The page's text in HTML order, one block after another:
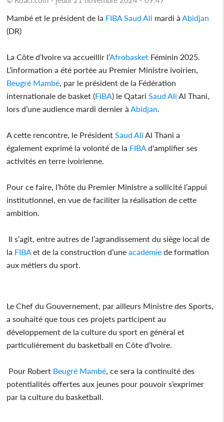
Mambé et le président de la FIBA Saud Ali mardi à Abidjan
(DR)
La Côte d’Ivoire va accueillir l’Afrobasket Féminin 2025.
L’information a été portée au Premier Ministre ivoirien,
Beugré Mambé , par le président de la Fédération
internationale de basket (FIBA) le Qatari Saud Ali Al Thani,
lors d’une audience mardi dernier à Abidjan
A cette rencontre, le Président Saud Ali Al Thani a
également exprimé la volonté de la FIBA d'amplifier ses
activités en terre ivoirienne.
Pour ce faire, l’hôte du Premier Ministre a sollicité l’appui
institutionnel, en vue de faciliter la réalisation de cette
ambition.
Il s’agit, entre autres de l’agrandissement du siège local de
la FIBA et de la construction d’uneacadémie de formation
aux métiers du sport.
Le Chef du Gouvernement, par ailleurs Ministre des Sports,
a souhaité que tous ces projets participent au
développement de la culture du sport en général et
particulièrement du basketball en Côte d’Ivoire.
Pour Robert Beugré Mambé , ce sera la continuité des
potentialités offertes aux jeunes pour pouvoir s’exprimer
par la culture du basketball.